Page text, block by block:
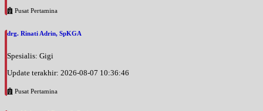
Pusat Pertamina
drg. Rinati Adrin, SpKGA
Spesialis: Gigi
Update terakhir: 2026-08-07 10:36:46
Pusat Pertamina